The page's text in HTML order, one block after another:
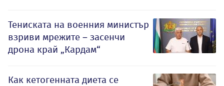
Тениската на военния министър
взриви мрежите – засенчи
дрона край „Кардам“
Как кетогенната диета се